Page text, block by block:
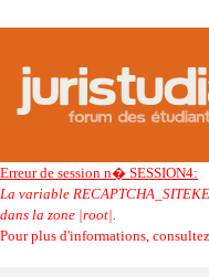
Erreur de session n� SESSION4:
La variable
dans la zone |root|.
Pour plus d'informations,